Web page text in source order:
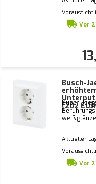
Vor
Busch-
(202
Busch-
weiß
Aktueller
Vor